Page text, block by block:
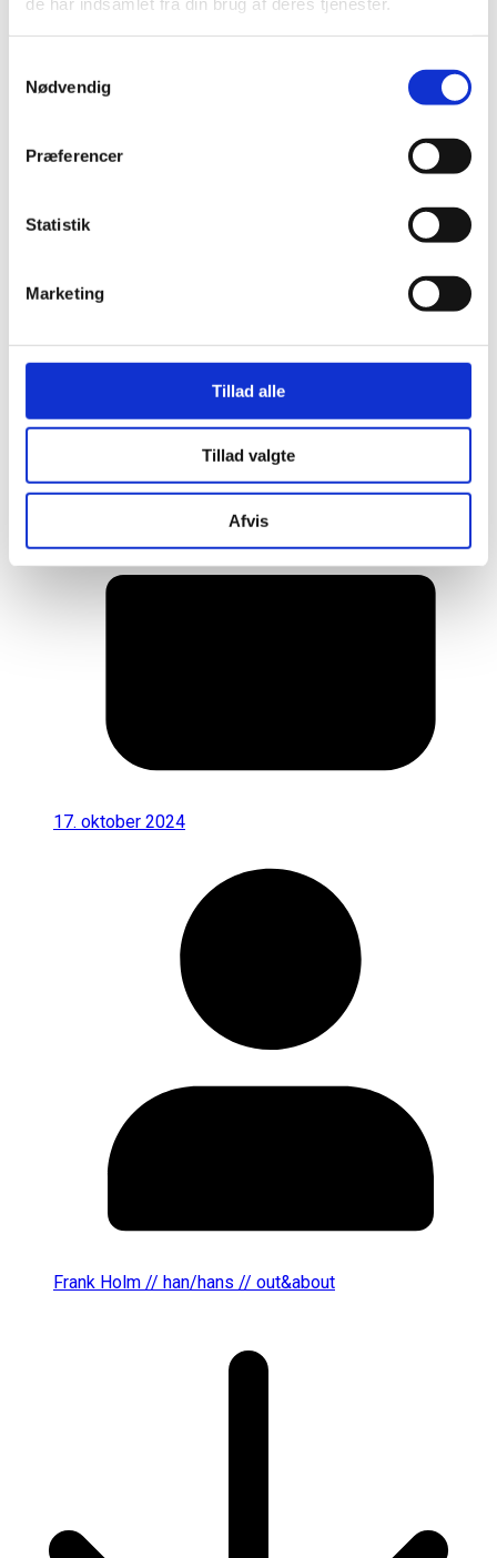
Nødvendig
Præferencer
Statistik
Marketing
Tillad alle
Tillad valgte
Afvis
Her er alle vinderne fra årets Danish
17. oktober 2024
Frank Holm // han/hans // out&about